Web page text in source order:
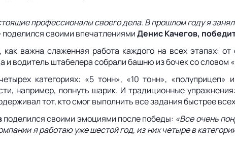
профессионалы своего дела. В прошлом году я
поделился своими впечатлениямиДенис Качегов,
важна слаженная работа каждого на всех этапах:
водитель штабелера собрали башню из бочек со словом
категориях: «5 тонн», «10 тонн»,
например, лопнуть шарик. И традиционные
тот, кто смог выполнить все задания быстрее
поделился своими эмоциями после победы: «Все очень
я работаю уже шестой год, из них четыре в